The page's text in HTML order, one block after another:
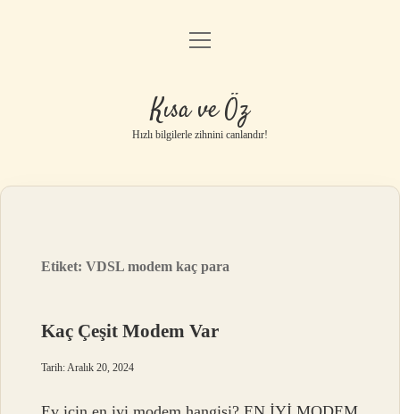
Anasayfa
Gizlilik Politikası
Yasal Uyarı
menüyü
Kısa ve Öz
Hızlı bilgilerle zihnini canlandır!
Etiket:VDSL modem kaç para
Kaç Çeşit Modem Var
Tarih: Aralık 20, 2024